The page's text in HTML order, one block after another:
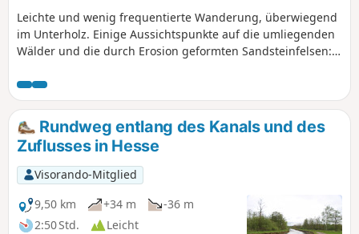
Leichte und wenig frequentierte Wanderung, überwiegend
im Unterholz. Einige Aussichtspunkte auf die umliegenden
Wälder und die durch Erosion geformten Sandsteinfelsen:
d'Achiffet.
Rundweg entlang des Kanals und des
Zuflusses in Hesse
Visorando-Mitglied
9,50 km
+34 m
-36 m
2:50 Std.
Leicht